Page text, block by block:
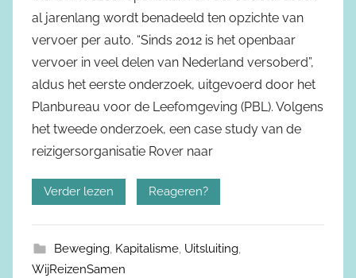
al jarenlang wordt benadeeld ten opzichte van
vervoer per auto. “Sinds 2012 is het openbaar
vervoer in veel delen van Nederland versoberd”,
aldus het eerste onderzoek, uitgevoerd door het
Planbureau voor de Leefomgeving (PBL). Volgens
het tweede onderzoek, een case study van de
reizigersorganisatie Rover naar
Verder lezen Reageren?
Beweging, Kapitalisme, Uitsluiting,
WijReizenSamen